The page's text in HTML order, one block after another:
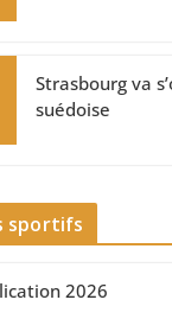
Strasbourg va
suédoise
sportifs
2026